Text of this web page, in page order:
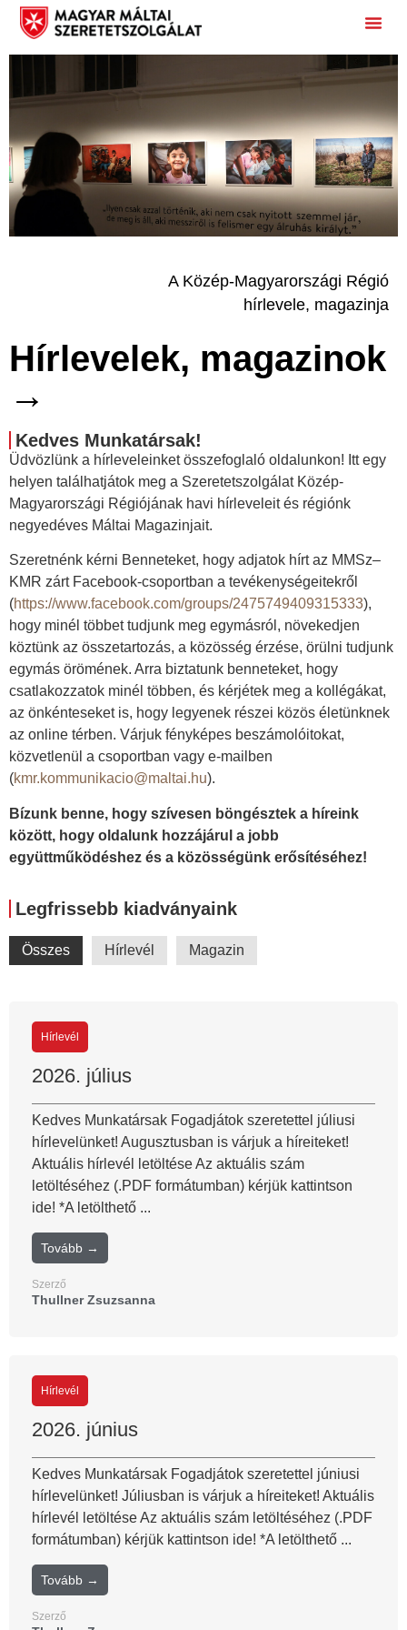
A Közép-Magyarországi Régió
hírlevele, magazinja
Hírlevelek, magazinok
→
Kedves Munkatársak!
Üdvözlünk a hírleveleinket összefoglaló oldalunkon! Itt egy
helyen találhatjátok meg a Szeretetszolgálat Közép-
Magyarországi Régiójának havi hírleveleit és régiónk
negyedéves Máltai Magazinjait.
Szeretnénk kérni Benneteket, hogy adjatok hírt az MMSz–
KMR zárt Facebook-csoportban a tevékenységeitekről
(https://www.facebook.com/groups/2475749409315333),
hogy minél többet tudjunk meg egymásról, növekedjen
köztünk az összetartozás, a közösség érzése, örülni tudjunk
egymás örömének. Arra biztatunk benneteket, hogy
csatlakozzatok minél többen, és kérjétek meg a kollégákat,
az önkénteseket is, hogy legyenek részei közös életünknek
az online térben. Várjuk fényképes beszámolóitokat,
közvetlenül a csoportban vagy e-mailben
(kmr.kommunikacio@maltai.hu).
Bízunk benne, hogy szívesen böngésztek a híreink
között, hogy oldalunk hozzájárul a jobb
együttműködéshez és a közösségünk erősítéséhez!
Legfrissebb kiadványaink
Összes Hírlevél Magazin
Hírlevél
2026. július
Kedves Munkatársak Fogadjátok szeretettel júliusi
hírlevelünket! Augusztusban is várjuk a híreiteket!
Aktuális hírlevél letöltése Az aktuális szám
letöltéséhez (.PDF formátumban) kérjük kattintson
ide! *A letölthető ...
Tovább →
Szerző
Thullner Zsuzsanna
Hírlevél
2026. június
Kedves Munkatársak Fogadjátok szeretettel júniusi
hírlevelünket! Júliusban is várjuk a híreiteket! Aktuális
hírlevél letöltése Az aktuális szám letöltéséhez (.PDF
formátumban) kérjük kattintson ide! *A letölthető ...
Tovább →
Szerző